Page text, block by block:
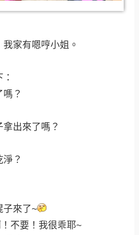
家有嗯哼小姐。
？
出來了嗎？
？
來了~
不要！我很乖耶~